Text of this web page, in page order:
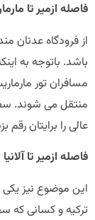
ازمیر تا مارماریس
باتوجه به اینکه
تور مارماریس
می شوند. سفر با
را برایتان رقم بزند.
ازمیر تا آلانیا
موضوع نیز یکی از
و کسانی که سفر